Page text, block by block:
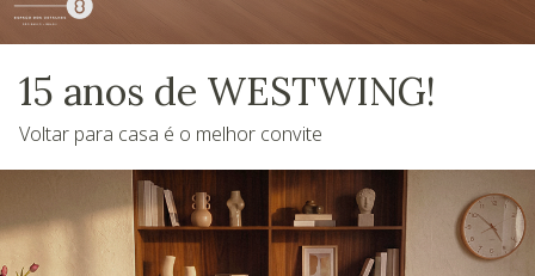
15 anos de WESTWING!
Voltar para casa é o melhor convite